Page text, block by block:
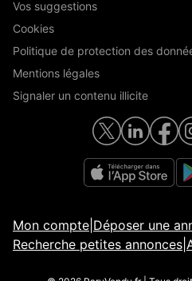
Vos suggestions
Cookies
Politique de protection des
Mentions légales
Signaler un contenu illicite
Mon compte Déposer une
Recherche petites annonces